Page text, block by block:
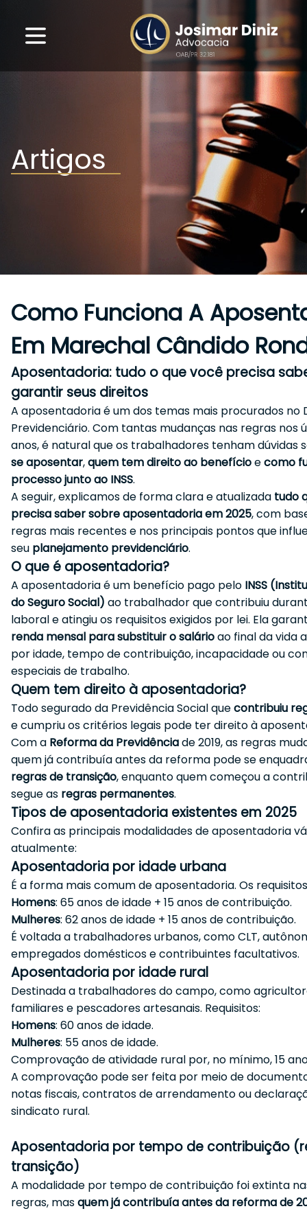
Artigos
Como Funciona A
Em Marechal Cândido
Aposentadoria: tudo o que você precisa
garantir seus direitos
A aposentadoria é um dos temas mais procurados no
Previdenciário. Com tantas mudanças nas regras nos
anos, é natural que os trabalhadores tenham dúvidas
se aposentar,quem tem direito ao benefícioecomo
processo junto ao INSS.
A seguir, explicamos de forma clara e atualizada tudo
precisa saber sobre aposentadoria em 2025, com
regras mais recentes e nos principais pontos que
seu planejamento previdenciário.
O que é aposentadoria?
A aposentadoria é um benefício pago pelo INSS
do Seguro Social) ao trabalhador que contribuiu
laboral e atingiu os requisitos exigidos por lei. Ela
renda mensal para substituir o salárioao final da vida
por idade, tempo de contribuição, incapacidade ou
especiais de trabalho.
Quem tem direito à aposentadoria?
Todo segurado da Previdência Social quecontribuiu
e cumpriu os critérios legais pode ter direito à
Com a Reforma da Previdênciade 2019, as regras
quem já contribuía antes da reforma pode se
regras de transição, enquanto quem começou a
segue as regras permanentes.
Tipos de aposentadoria existentes em 2025
Confira as principais modalidades de aposentadoria
atualmente:
Aposentadoria por idade urbana
É a forma mais comum de aposentadoria. Os
Homens: 65 anos de idade + 15 anos de contribuição.
Mulheres: 62 anos de idade + 15 anos de contribuição.
É voltada a trabalhadores urbanos, como CLT,
empregados domésticos e contribuintes facultativos.
Aposentadoria por idade rural
Destinada a trabalhadores do campo, como
familiares e pescadores artesanais. Requisitos:
Homens: 60 anos de idade.
Mulheres: 55 anos de idade.
Comprovação de atividade rural por, no mínimo, 15
A comprovação pode ser feita por meio de
notas fiscais, contratos de arrendamento ou
sindicato rural.
Aposentadoria por tempo de contribuição
transição)
A modalidade por tempo de contribuição foi extinta
regras, masquem já contribuía antes da reforma de